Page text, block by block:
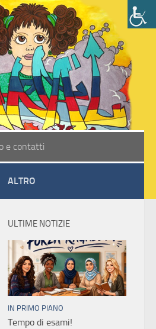
e contatti
ALTRO
ULTIME NOTIZIE
IN PRIMO PIANO
Tempo di esami!